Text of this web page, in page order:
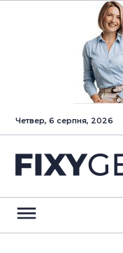
Четвер, 6 серпня, 2026